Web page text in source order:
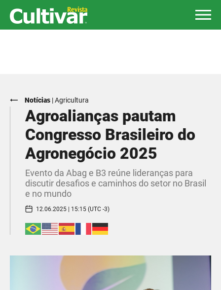
Notícias |Agricultura
Agroalianças pautam
Congresso Brasileiro do
Agronegócio 2025
Evento da Abag e B3 reúne lideranças para
discutir desafios e caminhos do setor no Brasil
e no mundo
12.06.2025 | 15:15 (UTC -3)